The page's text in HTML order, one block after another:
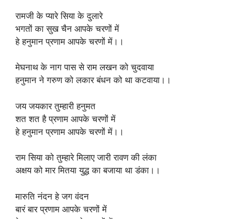
रामजी के प्यारे सिया के दुलारे
भगतों का सुख चैन आपके चरणों में
हे हनुमान प्रणाम आपके चरणों में।।
मेघनाथ के नाग पास से राम लखन को चुदवाया
हनुमान ने गरुण को लकार बंधन को था कटवाया।।
जय जयकार तुम्हारी हनुमत
शत शत है प्रणाम आपके चरणों में
हे हनुमान प्रणाम आपके चरणों में।।
राम सिया को तुम्हारे मिलाए जारी रावण की लंका
अक्षय को मार मितया युद्ध का बजाया था डंका।।
मारुति नंदन हे जग वंदन
बारं बार प्रणाम आपके चरणों में